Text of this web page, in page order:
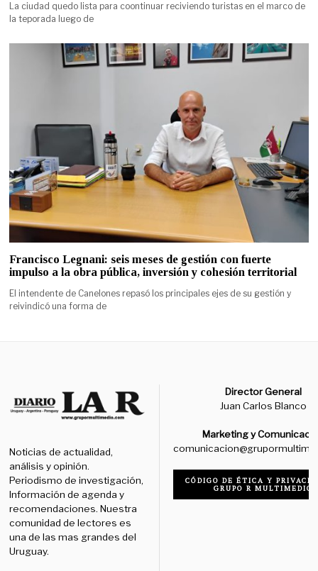
La ciudad quedo lista para coontinuar reciviendo turistas en el marco de
la teporada luego de
Francisco Legnani: seis meses de gestión con fuerte
impulso a la obra pública, inversión y cohesión territorial
El intendente de Canelones repasó los principales ejes de su gestión y
reivindicó una forma de
Noticias de actualidad,
análisis y opinión.
Periodismo de investigación,
Información de agenda y
recomendaciones. Nuestra
comunidad de lectores es
una de las mas grandes del
Uruguay.
Director General
Juan Carlos Blanco
Marketing y
CÓDIGO DE ÉTICA Y
GRUPO R MULTIMEDIO